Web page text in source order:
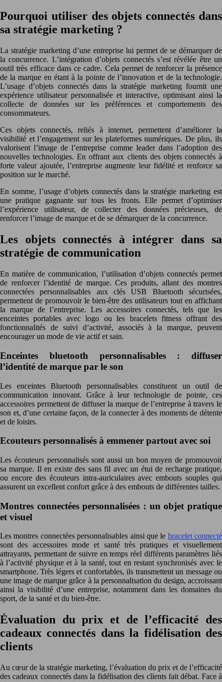
Pourquoi utiliser des objets connectés dans
sa stratégie marketing ?
La stratégie marketing d’une entreprise lui permet de se démarquer de
la concurrence. L’intégration d’objets connectés s’est révélée être un
outil très efficace dans ce cadre. Cela permet de renforcer la présence
de la marque en étant à la pointe de l’innovation et de la technologie.
L’usage d’objets connectés dans la stratégie marketing fournit une
expérience utilisateur personnalisée et interactive, optimisant ainsi la
collecte de données sur les préférences et comportements des
consommateurs.
Ces objets connectés, reliés à internet, permettent d’améliorer la
visibilité et l’engagement sur les plateformes numériques. De plus, ils
valorisent l’image de l’entreprise comme leader dans l’adoption des
nouvelles technologies. En offrant aux clients des objets connectés à
forte valeur ajoutée, l’entreprise augmente leur fidélité et renforce sa
position sur le marché.
En somme, l’usage d’objets connectés dans la stratégie marketing est
une pratique gagnante sur tous les fronts. Elle permet d’optimiser
l’expérience utilisateur, de collecter des données précieuses, de
renforcer l’image de marque et de se démarquer de la concurrence.
Les objets connectés à intégrer dans sa
stratégie de communication
En matière de communication, l’utilisation d’objets connectés permet
de renforcer l’identité de marque. Ces produits, allant des montres
connectées personnalisables aux clés USB Bluetooth sécurisées,
permettent de promouvoir le bien-être des utilisateurs tout en affichant
la marque de l’entreprise. Les accessoires connectés, tels que les
enceintes portables avec logo ou les bracelets fitness offrant des
fonctionnalités de suivi d’activité, associés à la marque, peuvent
encourager un mode de vie actif et sain.
Enceintes bluetooth personnalisables : diffuser
l’identité de marque par le son
Les enceintes Bluetooth personnalisables constituent un outil de
communication innovant. Grâce à leur technologie de pointe, ces
accessoires permettent de diffuser la marque de l’entreprise à travers le
son et, d’une certaine façon, de la connecter à des moments de détente
et de loisirs.
Ecouteurs personnalisés à emmener partout avec soi
Les écouteurs personnalisés sont aussi un bon moyen de promouvoir
sa marque. Il en existe des sans fil avec un étui de recharge pratique,
ou encore des écouteurs intra-auriculaires avec embouts souples qui
assurent un excellent confort grâce à des embouts de différentes tailles.
Montres connectées personnalisées : un objet pratique
et visuel
Les montres connectées personnalisables ainsi que le bracelet connecté
sont des accessoires mode et santé très pratiques et visuellement
attrayants, permettant de suivre en temps réel différents paramètres liés
à l’activité physique et à la santé, tout en restant synchronisés avec le
smartphone. Très légers et confortables, ils transmettent un message ou
une image de marque grâce à la personnalisation du design, accroissant
ainsi la visibilité d’une entreprise, notamment dans les domaines du
sport, de la santé et du bien-être.
Évaluation du prix et de l’efficacité des
cadeaux connectés dans la fidélisation des
clients
Au cœur de la stratégie marketing, l’évaluation du prix et de l’efficacité
des cadeaux connectés dans la fidélisation des clients fait débat. Face à